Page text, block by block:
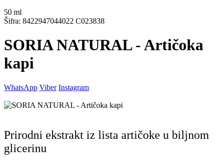
50 ml
Šifra: 8422947044022 C023838
SORIA NATURAL - Artičoka
kapi
WhatsApp Viber Instagram
Prirodni ekstrakt iz lista artičoke u biljnom
glicerinu